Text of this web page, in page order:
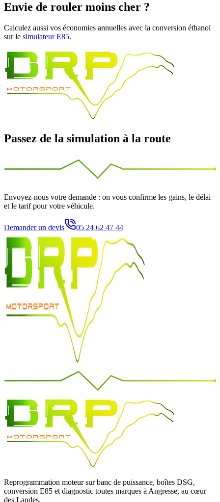
Envie de rouler moins cher ?
Calculez aussi vos économies annuelles avec la conversion éthanol
sur le simulateur E85.
Passez de la simulation à la route
Envoyez-nous votre demande : on vous confirme les gains, le délai
et le tarif pour votre véhicule.
Demander un devis 05 24 62 47 44
Reprogrammation moteur sur banc de puissance, boîtes DSG,
conversion E85 et diagnostic toutes marques à Angresse, au cœur
des Landes.